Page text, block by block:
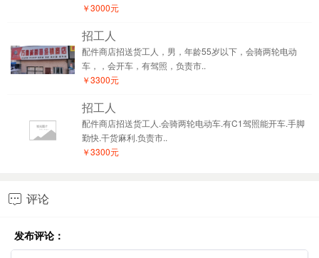
￥3000元
招工人
配件商店招送货工人，男，年龄55岁以下，会骑两轮电动
车，，会开车，有驾照，负责市..
￥3300元
招工人
配件商店招送货工人.会骑两轮电动车.有C1驾照能开车.手脚
勤快.干货麻利.负责市..
￥3300元
 评论
发布评论：